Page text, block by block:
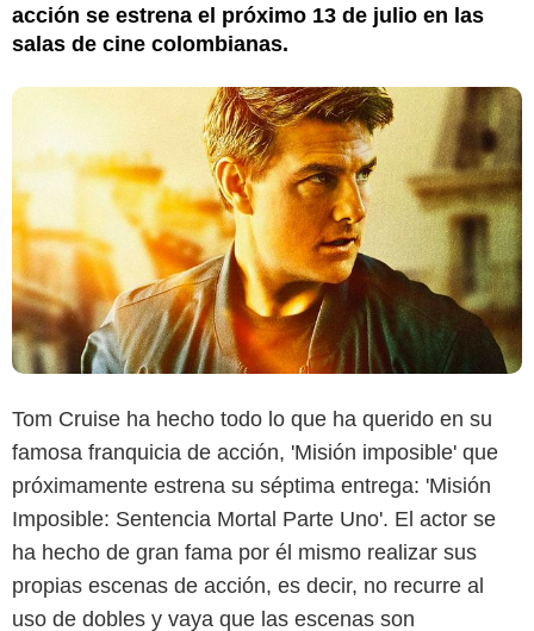
acción se estrena el próximo 13 de julio en las
salas de cine colombianas.
Tom Cruise ha hecho todo lo que ha querido en su
famosa franquicia de acción, 'Misión imposible' que
próximamente estrena su séptima entrega: 'Misión
Imposible: Sentencia Mortal Parte Uno'. El actor se
ha hecho de gran fama por él mismo realizar sus
propias escenas de acción, es decir, no recurre al
uso de dobles y vaya que las escenas son